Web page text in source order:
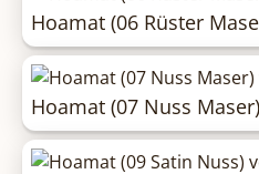
Hoamat (06 Rüster
Hoamat (07 Nuss Maser)